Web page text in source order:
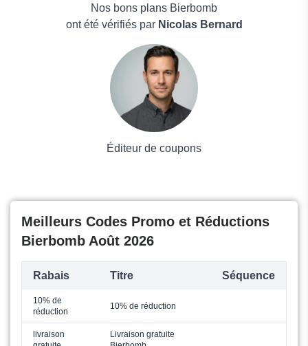
Maison & Jardin
Boissons
Nos bons plans Bierbomb
ont été vérifiés par Nicolas Bernard
Éditeur de coupons
Meilleurs Codes Promo et Réductions
Bierbomb Août 2026
Rabais Titre Séquence
10% de
réduction
10% de réduction
livraison
Livraison gratuite